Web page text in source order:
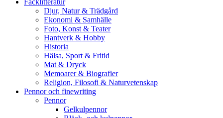
Facklitteratur
Djur, Natur & Trädgård
Ekonomi & Samhälle
Foto, Konst & Teater
Hantverk & Hobby
Historia
Hälsa, Sport & Fritid
Mat & Dryck
Memoarer & Biografier
Religion, Filosofi & Naturvetenskap
Pennor och finewriting
Pennor
Gelkulpennor